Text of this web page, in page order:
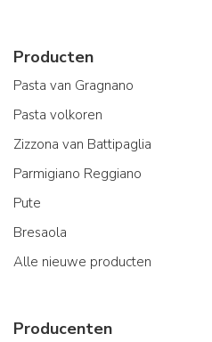
Producten
Pasta van Gragnano
Pasta volkoren
Zizzona van Battipaglia
Parmigiano Reggiano
Pute
Bresaola
Alle nieuwe producten
Producenten